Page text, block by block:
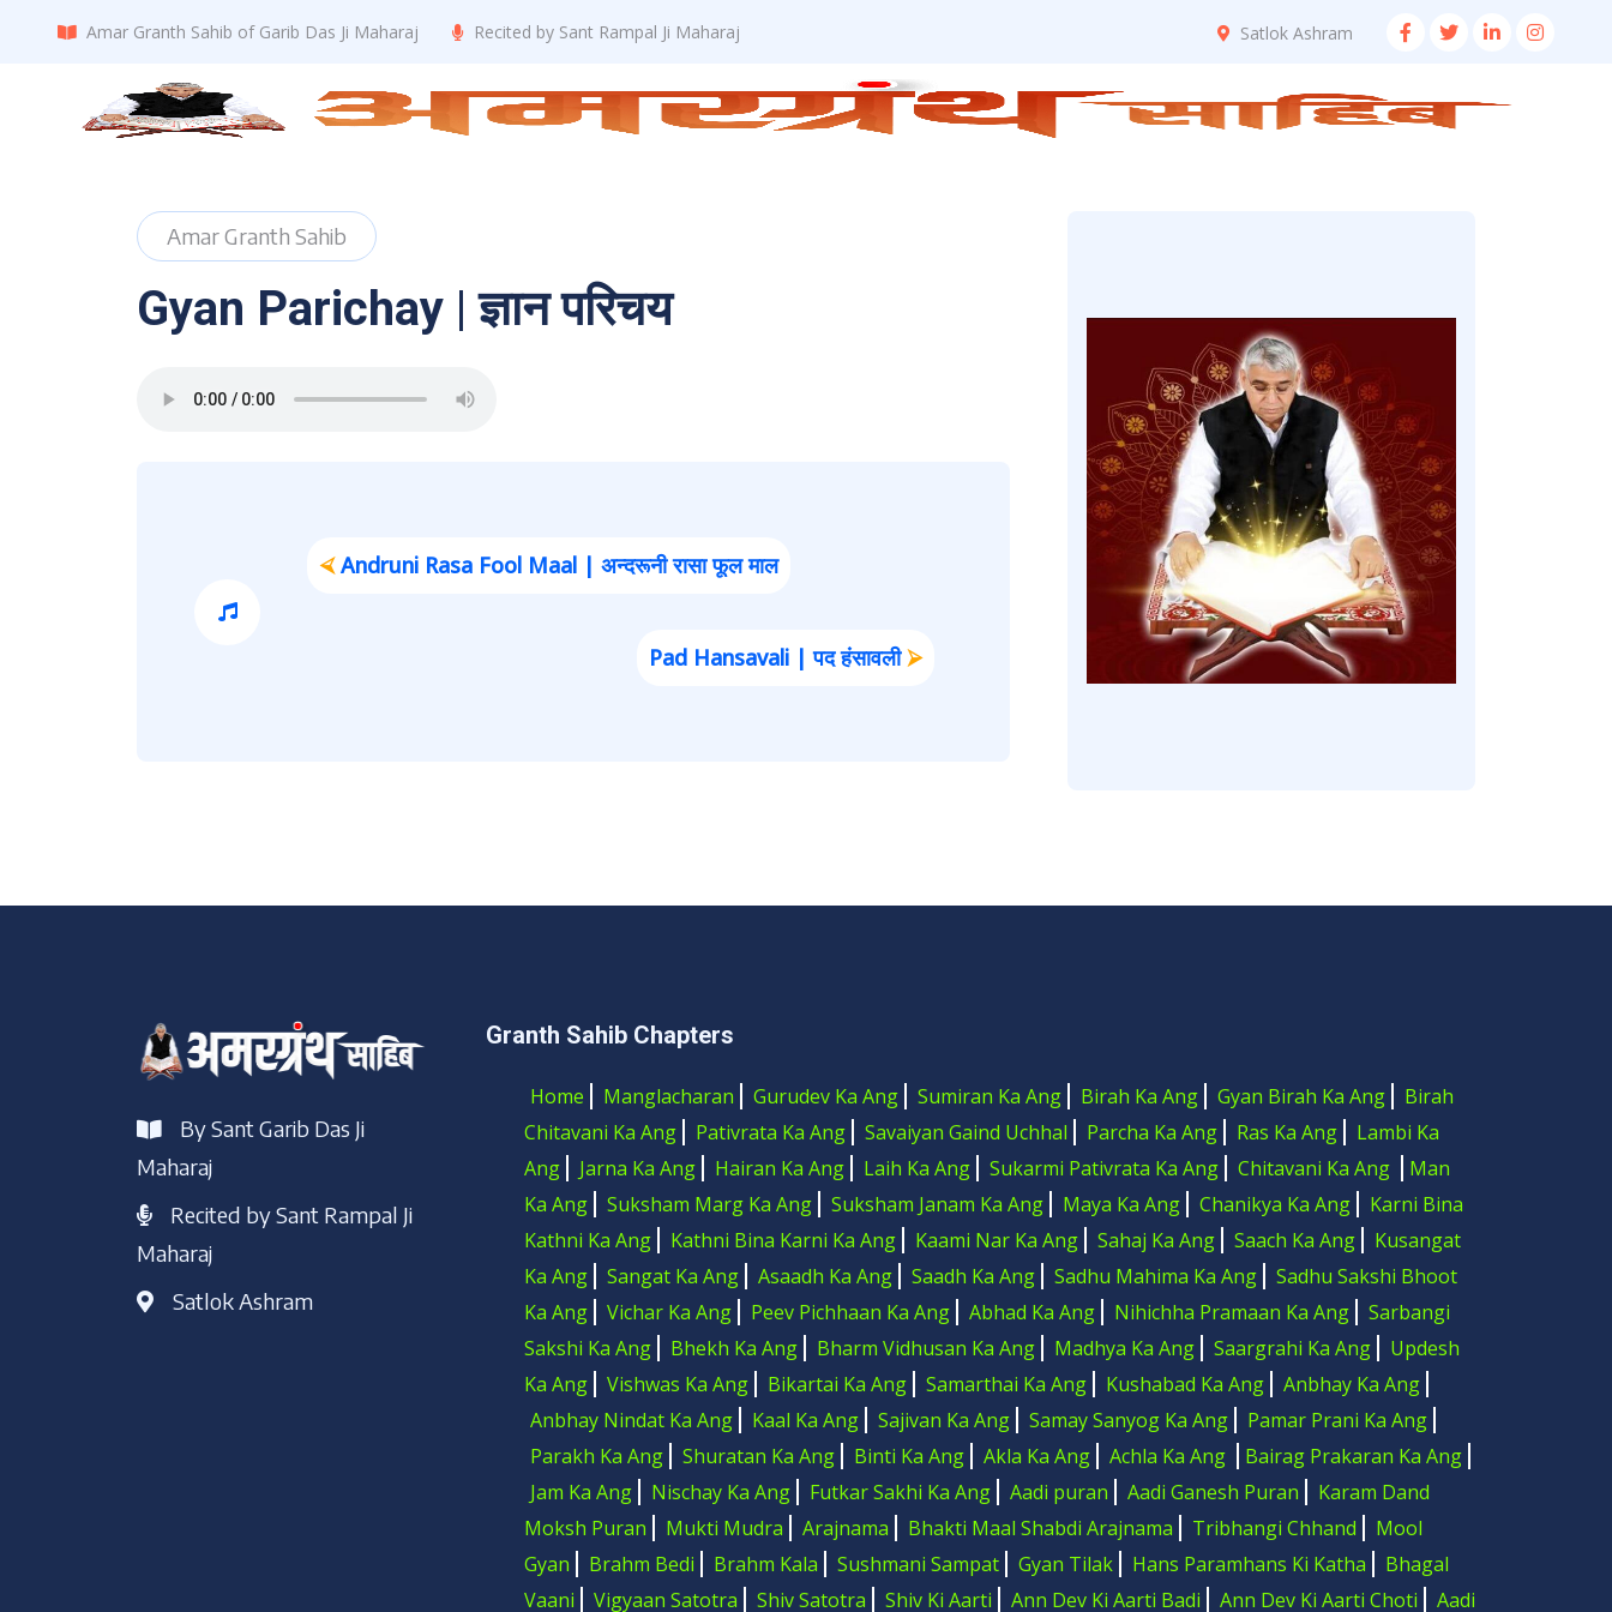
Amar Granth Sahib of Garib Das Ji Maharaj Recited by Sant Rampal Ji Maharaj Satlok Ashram
Amar Granth Sahib
Gyan Parichay | ज्ञान परिचय
⮘Andruni Rasa Fool Maal | अन्दरूनी रासा फूल माल
Pad Hansavali | पद हंसावली⮚
By Sant Garib Das Ji
Maharaj
Recited by Sant Rampal Ji
Maharaj
Satlok Ashram
Granth Sahib Chapters
Home Manglacharan Gurudev Ka Ang Sumiran Ka Ang Birah Ka Ang Gyan Birah Ka Ang
Birah
Chitavani Ka Ang
Pativrata Ka Ang Savaiyan Gaind Uchhal Parcha Ka Ang Ras Ka Ang
Lambi Ka
Ang
Jarna Ka Ang Hairan Ka Ang Laih Ka Ang Sukarmi Pativrata Ka Ang Chitavani Ka Ang
Man
Ka Ang
Suksham Marg Ka Ang Suksham Janam Ka Ang Maya Ka Ang Chanikya Ka Ang
Karni Bina
Kathni Ka Ang
Kathni Bina Karni Ka Ang Kaami Nar Ka Ang Sahaj Ka Ang Saach Ka Ang
Kusangat
Ka Ang
Sangat Ka Ang Asaadh Ka Ang Saadh Ka Ang Sadhu Mahima Ka Ang
Sadhu Sakshi Bhoot
Ka Ang
Vichar Ka Ang Peev Pichhaan Ka Ang Abhad Ka Ang Nihichha Pramaan Ka Ang
Sarbangi
Sakshi Ka Ang
Bhekh Ka Ang Bharm Vidhusan Ka Ang Madhya Ka Ang Saargrahi Ka Ang
Updesh
Ka Ang
Vishwas Ka Ang Bikartai Ka Ang Samarthai Ka Ang Kushabad Ka Ang
Anbhay Ka Ang
Anbhay Nindat Ka Ang
Kaal Ka Ang Sajivan Ka Ang Samay Sanyog Ka Ang
Pamar Prani Ka Ang
Parakh Ka Ang
Shuratan Ka Ang Binti Ka Ang Akla Ka Ang Achla Ka Ang
Bairag Prakaran Ka Ang
Jam Ka Ang
Nischay Ka Ang Futkar Sakhi Ka Ang Aadi puran Aadi Ganesh Puran
Karam Dand
Moksh Puran
Mukti Mudra Arajnama Bhakti Maal Shabdi Arajnama Tribhangi Chhand
Mool
Gyan
Brahm Bedi Brahm Kala Sushmani Sampat Gyan Tilak Hans Paramhans Ki Katha
Bhagal
Vaani
Vigyaan Satotra Shiv Satotra Shiv Ki Aarti Ann Dev Ki Aarti Badi Ann Dev Ki Aarti Choti Aadi